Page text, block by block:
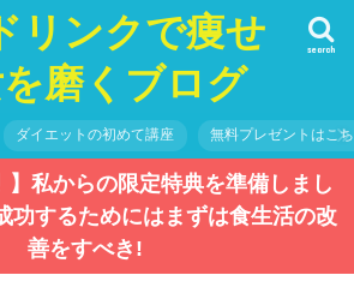
リンクで痩せ
磨くブログ
search
ダイエットの初めて講座 無料プレゼントはこ
】私からの限定特典を準備しまし
功するためにはまずは食生活の改
善をすべき!